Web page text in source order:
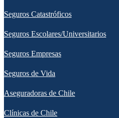
Seguros Catastróficos
Seguros Escolares/Universitarios
Seguros Empresas
Seguros de Vida
Aseguradoras de Chile
Clínicas de Chile